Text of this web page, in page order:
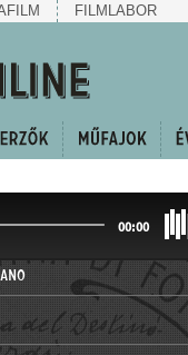
FILMLABOR
00:00